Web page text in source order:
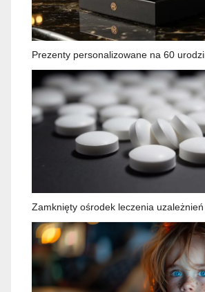
Prezenty personalizowane na 60
Zamknięty ośrodek leczenia